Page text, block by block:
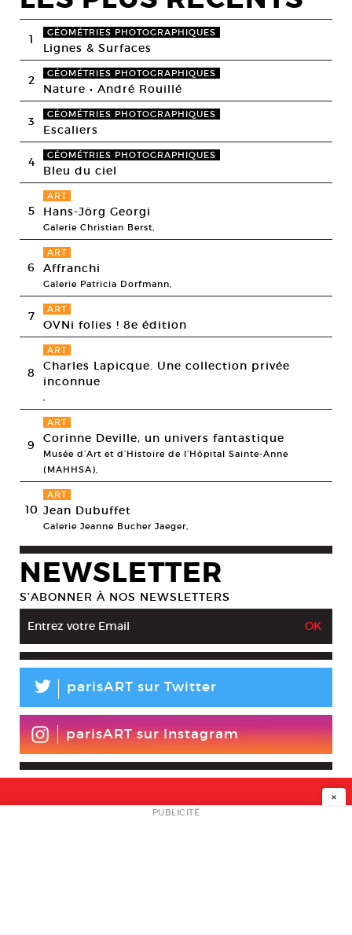
1 GÉOMÉTRIES PHOTOGRAPHIQUES
Lignes & Surfaces
2 GÉOMÉTRIES PHOTOGRAPHIQUES
Nature • André Rouillé
3 GÉOMÉTRIES PHOTOGRAPHIQUES
Escaliers
4 GÉOMÉTRIES PHOTOGRAPHIQUES
Bleu du ciel
5
ART
Hans-Jörg Georgi
Galerie Christian Berst,
6
ART
Affranchi
Galerie Patricia Dorfmann,
7 ART
OVNi folies ! 8e édition
8
ART
Charles Lapicque. Une collection privée
inconnue
,
9
ART
Corinne Deville, un univers fantastique
Musée d’Art et d’Histoire de l’Hôpital Sainte-Anne
(MAHHSA),
10
ART
Jean Dubuffet
Galerie Jeanne Bucher Jaeger,
NEWSLETTER
S’ABONNER À NOS NEWSLETTERS
L parisART sur Twitter
parisART sur Instagram
NEWSLETTER
×
PUBLICITÉ